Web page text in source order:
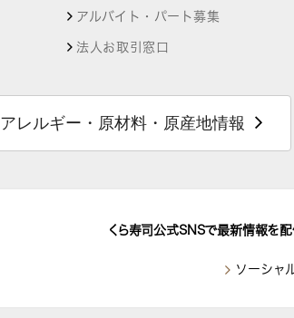
アルバイト・パート募集
法人お取引窓口
アレルギー・原材料・原産地情報
くら寿司公式SNSで最新情報を
ソーシャ